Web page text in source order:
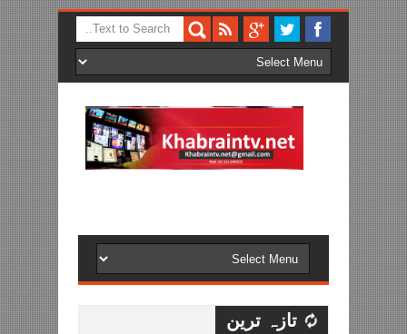
تازہ ترین